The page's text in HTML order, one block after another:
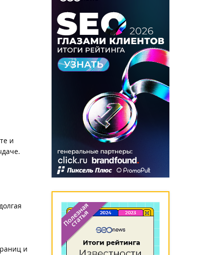
и
и